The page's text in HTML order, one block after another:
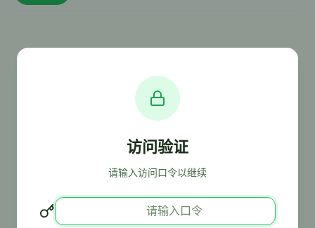
访问验证
请输入访问口令以继续